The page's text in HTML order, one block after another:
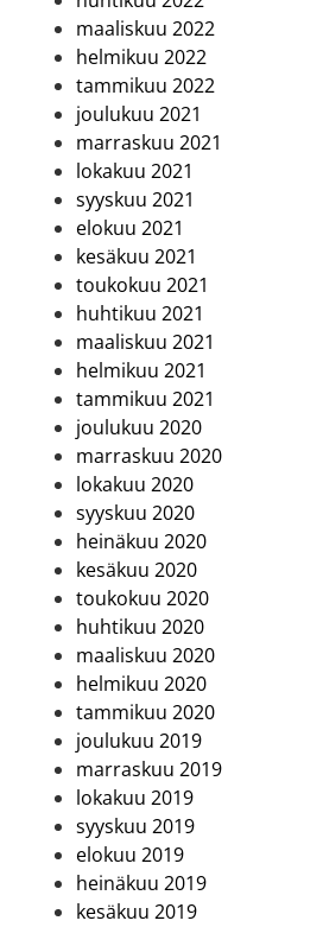
maaliskuu 2022
helmikuu 2022
tammikuu 2022
joulukuu 2021
marraskuu 2021
lokakuu 2021
syyskuu 2021
elokuu 2021
kesäkuu 2021
toukokuu 2021
huhtikuu 2021
maaliskuu 2021
helmikuu 2021
tammikuu 2021
joulukuu 2020
marraskuu 2020
lokakuu 2020
syyskuu 2020
heinäkuu 2020
kesäkuu 2020
toukokuu 2020
huhtikuu 2020
maaliskuu 2020
helmikuu 2020
tammikuu 2020
joulukuu 2019
marraskuu 2019
lokakuu 2019
syyskuu 2019
elokuu 2019
heinäkuu 2019
kesäkuu 2019